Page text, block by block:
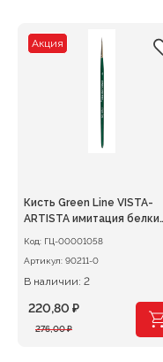
Акция
Кисть Green Line VISTA-
ARTISTA имитация белки
круглая №0
Код: ГЦ-00001058
Артикул: 90211-0
В наличии: 2
276,00₽
Первоначальная
220,80 ₽
Текущая